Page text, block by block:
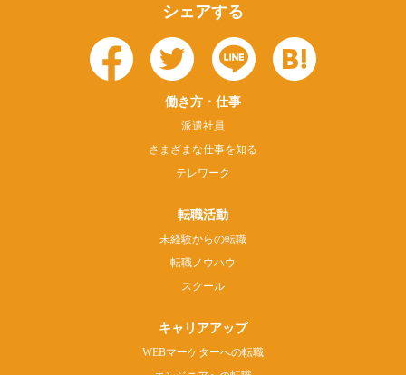
シェアする
働き方・仕事
派遣社員
さまざまな仕事を知る
テレワーク
転職活動
未経験からの転職
転職ノウハウ
スクール
キャリアアップ
WEBマーケターへの転職